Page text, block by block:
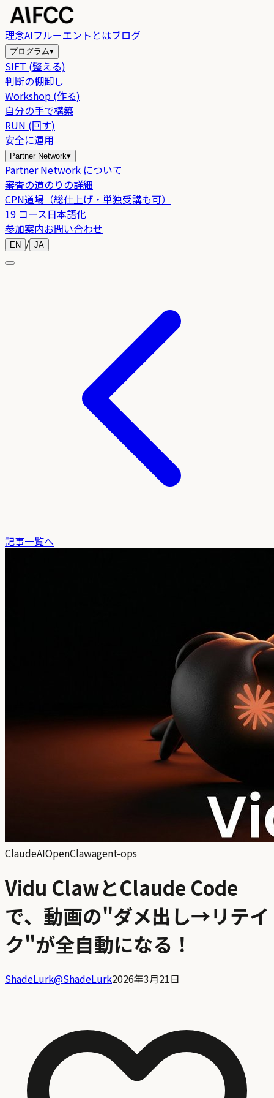
理念AIフルーエントとはブログ
プログラム▾
SIFT (整える)
判断の棚卸し
Workshop (作る)
自分の手で構築
RUN (回す)
安全に運用
Partner Network▾
Partner Network について
審査の道のりの詳細
CPN道場（総仕上げ・単独受講も可）
19 コース日本語化
参加案内お問い合わせ
EN / JA
記事一覧へ
ClaudeAIOpenClawagent-ops
Vidu ClawとClaude Code
で、動画の"ダメ出し→リテイ
ク"が全自動になる！
ShadeLurk@ShadeLurk2026年3月21日